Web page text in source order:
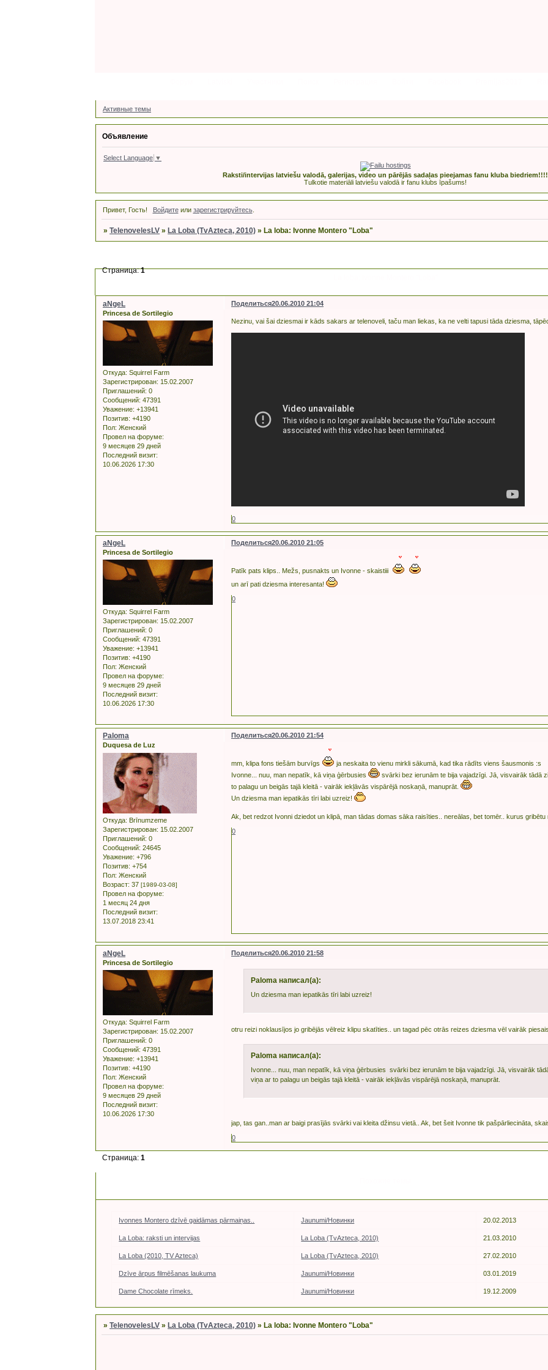
Активные темы
Объявление
Select Language ▼
Raksti/intervijas latviešu valodā, galerijas, video un pārējās sadaļas pieejamas fanu kluba biedriem!!!!
Tulkotie materiāli latviešu valodā ir fanu klubs īpašums!
Привет, Гость! Войдитеили зарегистрируйтесь.
»TelenovelesLV » La Loba (TvAzteca, 2010) » La loba: Ivonne Montero "Loba"
Страница:1
Поделиться20.06.2010 21:04
aNgeL
Princesa de Sortilegio
Откуда: Squirrel Farm
Зарегистрирован: 15.02.2007
Приглашений: 0
Сообщений: 47391
Уважение: +13941
Позитив: +4190
Пол: Женский
Провел на форуме:
9 месяцев 29 дней
Последний визит:
10.06.2026 17:30
Nezinu, vai šai dziesmai ir kāds sakars ar telenoveli, taču man liekas, ka ne velti tapusi tāda dziesma,
0
Поделиться20.06.2010 21:05
aNgeL
Princesa de Sortilegio
Откуда: Squirrel Farm
Зарегистрирован: 15.02.2007
Приглашений: 0
Сообщений: 47391
Уважение: +13941
Позитив: +4190
Пол: Женский
Провел на форуме:
9 месяцев 29 дней
Последний визит:
10.06.2026 17:30
Patīk pats klips.. Mežs, pusnakts un Ivonne - skaistiii
un arī pati dziesma interesanta!
0
Поделиться20.06.2010 21:54
Paloma
Duquesa de Luz
Откуда: Brīnumzeme
Зарегистрирован: 15.02.2007
Приглашений: 0
Сообщений: 24645
Уважение: +796
Позитив: +754
Пол: Женский
Возраст: 37 [1989-03-08]
Провел на форуме:
1 месяц 24 дня
Последний визит:
13.07.2018 23:41
mm, klipa fons tiešām burvīgs
ja neskaita to vienu mirkli sākumā, kad tika rādīts viens šausmonis :s
Ivonne... nuu, man nepatīk, kā viņa ģērbusies
svārki bez ierunām te bija vajadzīgi. Jā, visvairāk tādā
to palagu un beigās tajā kleitā - vairāk iekļāvās vispārējā noskaņā, manuprāt.
Un dziesma man iepatikās tīri labi uzreiz!
Ak, bet redzot Ivonni dziedot un klipā, man tādas domas sāka raisīties.. nereālas, bet tomēr.. kurus
0
Поделиться20.06.2010 21:58
aNgeL
Princesa de Sortilegio
Откуда: Squirrel Farm
Зарегистрирован: 15.02.2007
Приглашений: 0
Сообщений: 47391
Уважение: +13941
Позитив: +4190
Пол: Женский
Провел на форуме:
9 месяцев 29 дней
Последний визит:
10.06.2026 17:30
Paloma написал(а):
Un dziesma man iepatikās tīri labi uzreiz!
otru reizi noklausījos jo gribējās vēlreiz klipu skatīties.. un tagad pēc otrās reizes dziesma vēl vairāk
Paloma написал(а):
Ivonne... nuu, man nepatīk, kā viņa ģērbusies svārki bez ierunām te bija vajadzīgi. Jā, visvairāk
viņa ar to palagu un beigās tajā kleitā - vairāk iekļāvās vispārējā noskaņā, manuprāt.
jap, tas gan..man ar baigi prasījās svārki vai kleita džinsu vietā.. Ak, bet šeit Ivonne tik pašpārliecināta,
0
Страница:1
Ivonnes Montero dzīvē gaidāmas pārmaiņas.. Jaunumi/Новинки 20.02.2013
La Loba: raksti un intervijas La Loba (TvAzteca, 2010) 21.03.2010
La Loba (2010, TV Azteca) La Loba (TvAzteca, 2010) 27.02.2010
Dzīve ārpus filmēšanas laukuma Jaunumi/Новинки 03.01.2019
Dame Chocolate rīmeks. Jaunumi/Новинки 19.12.2009
»TelenovelesLV » La Loba (TvAzteca, 2010) » La loba: Ivonne Montero "Loba"